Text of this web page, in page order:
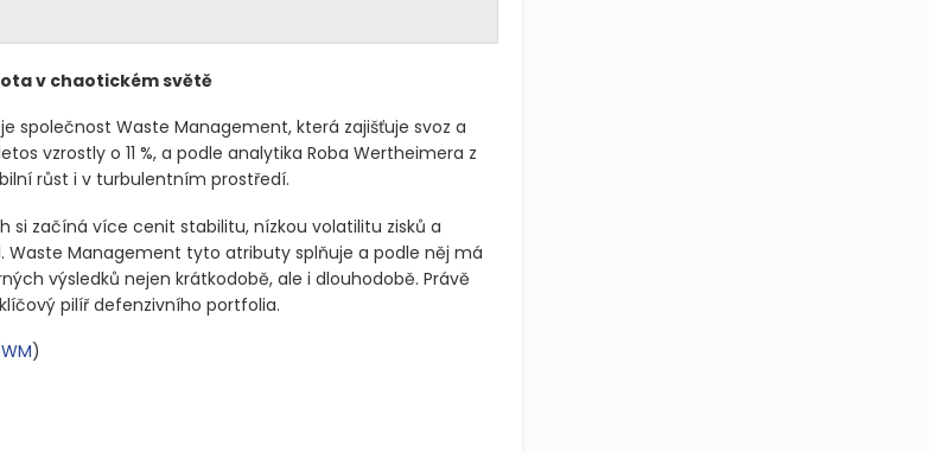
v chaotickém světě
společnost Waste Management, která zajišťuje svoz a
vzrostly o 11 %, a podle analytika Roba Wertheimera z
růst i v turbulentním prostředí.
si začíná více cenit stabilitu, nízkou volatilitu zisků a
Waste Management tyto atributy splňuje a podle něj má
výsledků nejen krátkodobě, ale i dlouhodobě. Právě
pilíř defenzivního portfolia.
WM)